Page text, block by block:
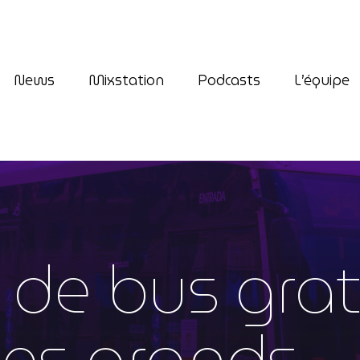
News Mixstation Podcasts L’équipe
de bus